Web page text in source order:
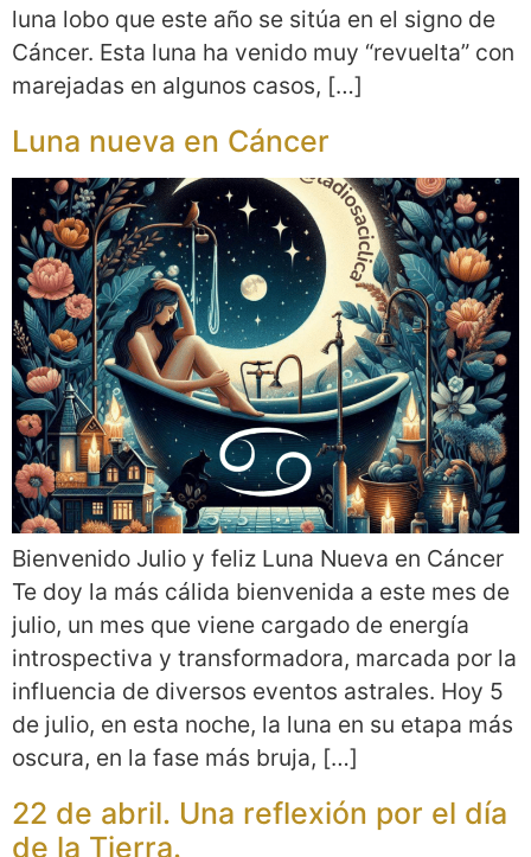
luna lobo que este año se sitúa en el signo de
Cáncer. Esta luna ha venido muy “revuelta” con
marejadas en algunos casos, […]
Luna nueva en Cáncer
Bienvenido Julio y feliz Luna Nueva en Cáncer
Te doy la más cálida bienvenida a este mes de
julio, un mes que viene cargado de energía
introspectiva y transformadora, marcada por la
influencia de diversos eventos astrales. Hoy 5
de julio, en esta noche, la luna en su etapa más
oscura, en la fase más bruja, […]
22 de abril. Una reflexión por el día
de la Tierra.